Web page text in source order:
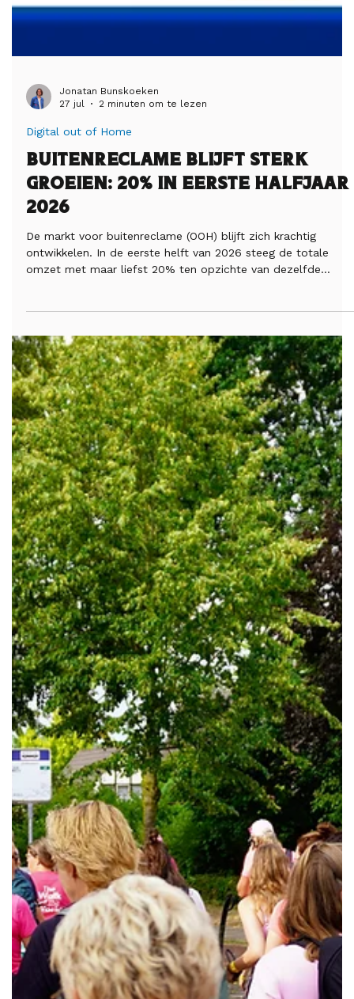
27 jul
2 minuten om te lezen
Digital out of Home
Buitenreclame blijft sterk
groeien: 20% in eerste halfjaar
2026
De markt voor buitenreclame (OOH) blijft zich krachtig
ontwikkelen. In de eerste helft van 2026 steeg de totale
buitenreclame (DOOH). De groei is zichtbaar in alle
segmenten, waardoor buitenreclame steeds meer
marktaandeel wint ten opzichte van andere mediakanalen.
Bron: NABB & OUTREACH DOOH blijft versnellen Digi